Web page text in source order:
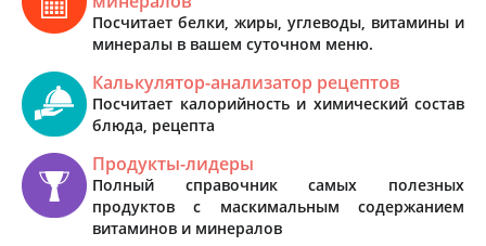
Посчитает белки, жиры, углеводы, витамины и
минералы в вашем суточном меню.
Калькулятор-анализатор рецептов
Посчитает калорийность и химический состав
блюда, рецепта
Продукты-лидеры
Полный справочник самых полезных
продуктов с маскимальным содержанием
витаминов и минералов